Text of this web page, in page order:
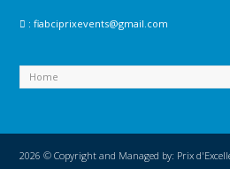
:fiabciprixevents@gmail.com
2026 © Copyright and Managed by: Prix